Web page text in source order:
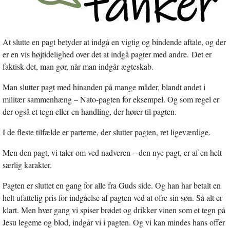
kirkecenter
At slutte en pagt betyder at indgå en vigtig og bindende aftale, og der
er en vis højtidelighed over det at indgå pagter med andre. Det er
faktisk det, man gør, når man indgår ægteskab.
Man slutter pagt med hinanden på mange måder, blandt andet i
militær sammenhæng – Nato-pagten for eksempel. Og som regel er
der også et tegn eller en handling, der hører til pagten.
I de fleste tilfælde er parterne, der slutter pagten, ret ligeværdige.
Men den pagt, vi taler om ved nadveren – den nye pagt, er af en helt
særlig karakter.
Pagten er sluttet en gang for alle fra Guds side. Og han har betalt en
helt ufattelig pris for indgåelse af pagten ved at ofre sin søn. Så alt er
klart. Men hver gang vi spiser brødet og drikker vinen som et tegn på
Jesu legeme og blod, indgår vi i pagten. Og vi kan mindes hans offer